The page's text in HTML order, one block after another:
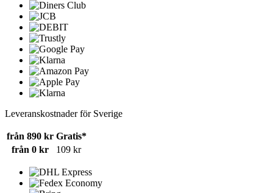
Leveranskostnader för Sverige
från 890 kr Gratis*
från 0 kr
109 kr